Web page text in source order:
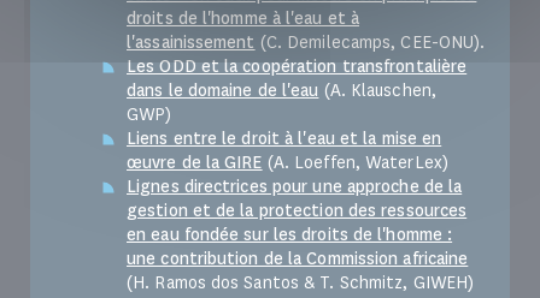
droits de l'homme à l'eau et à
l'assainissement (C. Demilecamps, CEE-ONU).
Les ODD et la coopération transfrontalière
dans le domaine de l'eau (A. Klauschen,
GWP)
Liens entre le droit à l'eau et la mise en
œuvre de la GIRE (A. Loeffen, WaterLex)
Lignes directrices pour une approche de la
gestion et de la protection des ressources
en eau fondée sur les droits de l'homme :
une contribution de la Commission africaine
(H. Ramos dos Santos & T. Schmitz, GIWEH)